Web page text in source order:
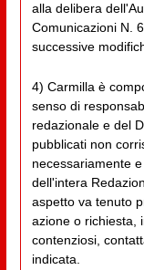
alla delibera
Comunicazioni N.
successive
4) Carmilla è
senso di
redazionale e del
pubblicati non
necessariamente
dell'intera
aspetto va tenuto
azione o richiesta,
contenziosi,
indicata.